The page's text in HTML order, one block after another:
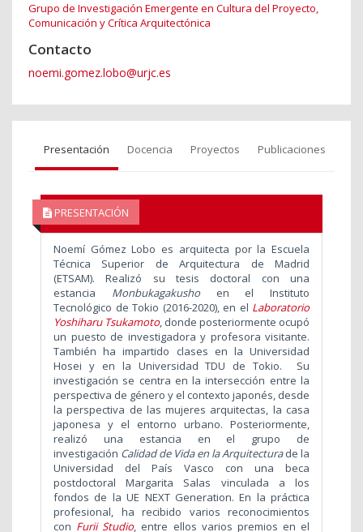
Grupo de Investigación Emergente en Cultura del Proyecto,
Comunicación y Crítica Arquitectónica
Contacto
noemi.gomez.lobo@urjc.es
Presentación Docencia Proyectos Publicaciones
PRESENTACIÓN
Noemí Gómez Lobo es arquitecta por la Escuela
Técnica Superior de Arquitectura de Madrid
(ETSAM). Realizó su tesis doctoral con una
estancia Monbukagakusho en el Instituto
Tecnológico de Tokio (2016-2020), en el Laboratorio
YoshiharuTsukamoto, donde posteriormente ocupó
un puesto de investigadora y profesora visitante.
También ha impartido clases en la Universidad
Hosei y en la Universidad TDU de Tokio. Su
investigación se centra en la intersección entre la
perspectiva de género y el contexto japonés, desde
la perspectiva de las mujeres arquitectas, la casa
japonesa y el entorno urbano. Posteriormente,
realizó una estancia en el grupo de
investigación Calidad de Vida en la Arquitecturade la
Universidad del País Vasco con una beca
postdoctoral Margarita Salas vinculada a los
fondos de la UE NEXT Generation. En la práctica
profesional, ha recibido varios reconocimientos
con Furii Studio, entre ellos varios premios en el